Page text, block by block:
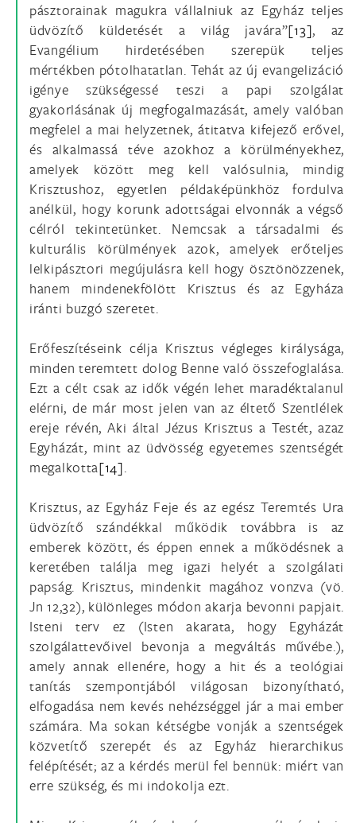
pásztorainak magukra vállalniuk az Egyház teljes
üdvözítő küldetését a világ javára”[13], az
Evangélium hirdetésében szerepük teljes
mértékben pótolhatatlan. Tehát az új evangelizáció
igénye szükségessé teszi a papi szolgálat
gyakorlásának új megfogalmazását, amely valóban
megfelel a mai helyzetnek, átitatva kifejező erővel,
és alkalmassá téve azokhoz a körülményekhez,
amelyek között meg kell valósulnia, mindig
Krisztushoz, egyetlen példaképünkhöz fordulva
anélkül, hogy korunk adottságai elvonnák a végső
célról tekintetünket. Nemcsak a társadalmi és
kulturális körülmények azok, amelyek erőteljes
lelkipásztori megújulásra kell hogy ösztönözzenek,
hanem mindenekfölött Krisztus és az Egyháza
iránti buzgó szeretet.
Erőfeszítéseink célja Krisztus végleges királysága,
minden teremtett dolog Benne való összefoglalása.
Ezt a célt csak az idők végén lehet maradéktalanul
elérni, de már most jelen van az éltető Szentlélek
ereje révén, Aki által Jézus Krisztus a Testét, azaz
Egyházát, mint az üdvösség egyetemes szentségét
megalkotta[14].
Krisztus, az Egyház Feje és az egész Teremtés Ura
üdvözítő szándékkal működik továbbra is az
emberek között, és éppen ennek a működésnek a
keretében találja meg igazi helyét a szolgálati
papság. Krisztus, mindenkit magához vonzva (vö.
Jn 12,32), különleges módon akarja bevonni papjait.
Isteni terv ez (Isten akarata, hogy Egyházát
szolgálattevőivel bevonja a megváltás művébe.),
amely annak ellenére, hogy a hit és a teológiai
tanítás szempontjából világosan bizonyítható,
elfogadása nem kevés nehézséggel jár a mai ember
számára. Ma sokan kétségbe vonják a szentségek
közvetítő szerepét és az Egyház hierarchikus
felépítését; az a kérdés merül fel bennük: miért van
erre szükség, és mi indokolja ezt.